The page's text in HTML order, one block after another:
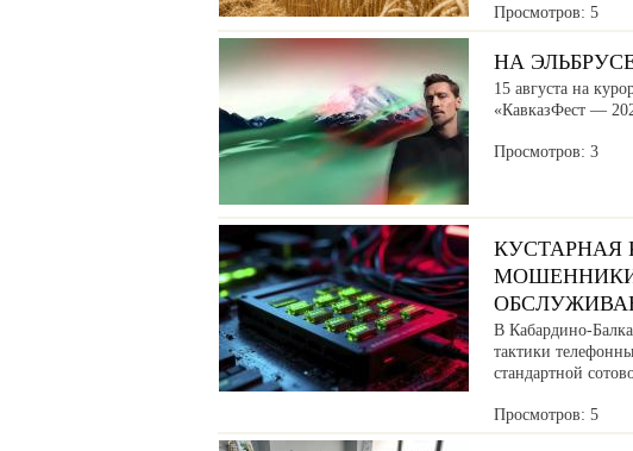
Просмотров: 5
НА
15 августа на
«КавказФест —
Просмотров: 3
КУСТАРНАЯ
В Кабардино-
тактики
стандартной
Просмотров: 5